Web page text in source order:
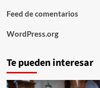
Feed de comentarios
WordPress.org
Te pueden interesar